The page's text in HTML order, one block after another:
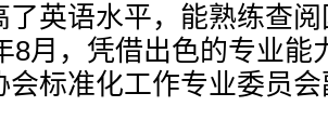
了英语水平，能熟练查
8月，凭借出色的专业能
会标准化工作专业委员